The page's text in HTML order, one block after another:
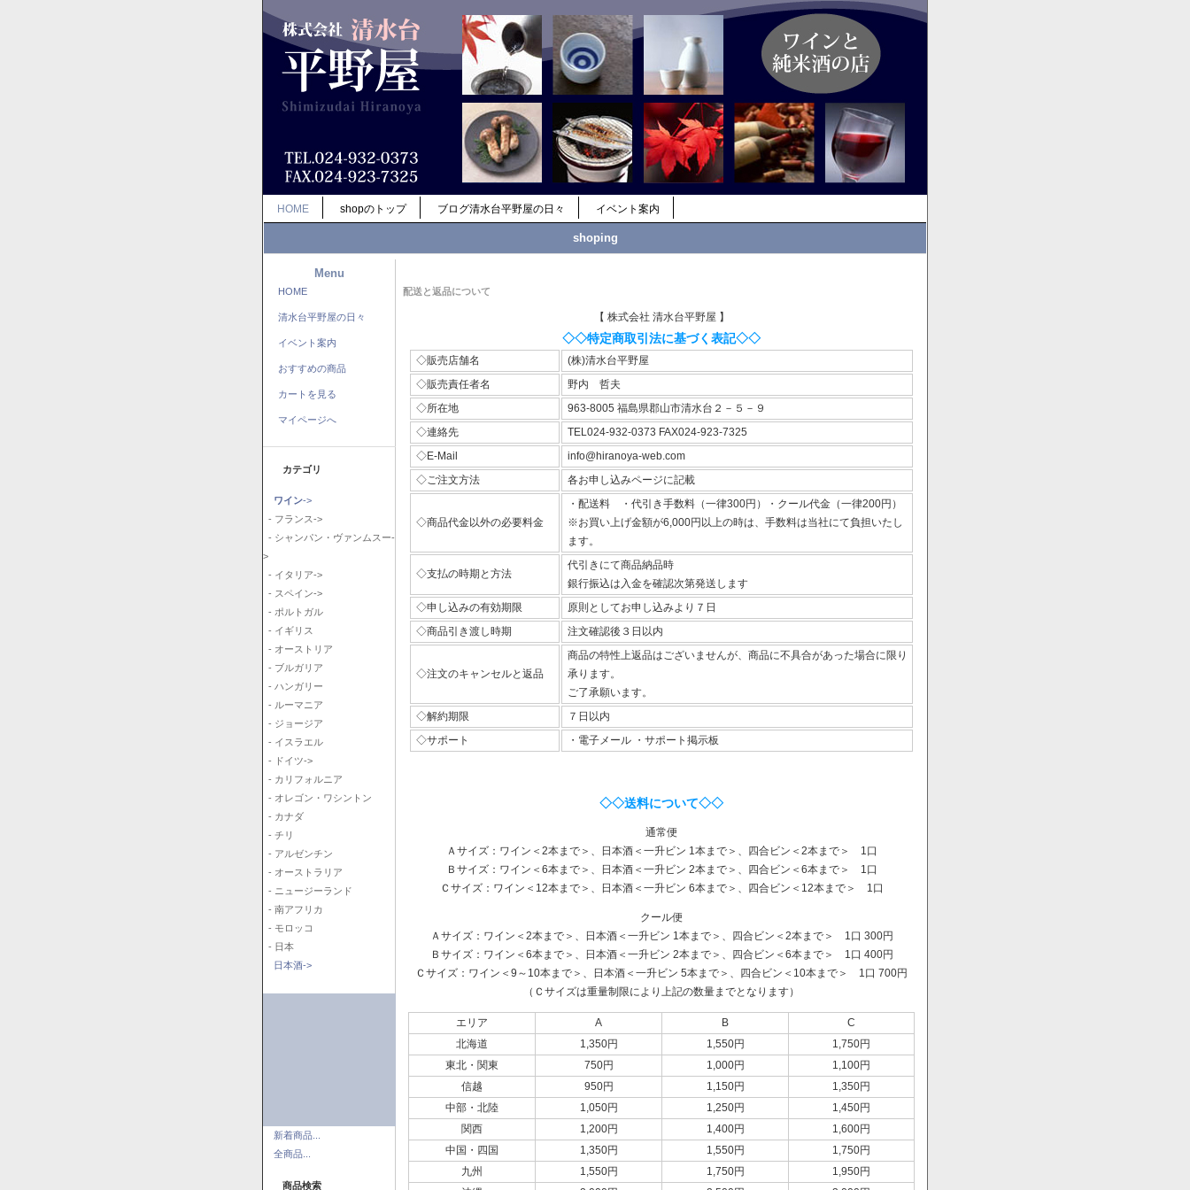
HOME shopのトップ ブログ清水台平野屋の日々 イベント案内
shoping
Menu
HOME
清水台平野屋の日々
イベント案内
おすすめの商品
カートを見る
マイページへ
カテゴリ
ワイン->
- フランス->
- シャンパン・ヴァンムスー-
>
- イタリア->
- スペイン->
- ポルトガル
- イギリス
- オーストリア
- ブルガリア
- ハンガリー
- ルーマニア
- ジョージア
- イスラエル
- ドイツ->
- カリフォルニア
- オレゴン・ワシントン
- カナダ
- チリ
- アルゼンチン
- オーストラリア
- ニュージーランド
- 南アフリカ
- モロッコ
- 日本
日本酒->
新着商品...
全商品...
商品検索
配送と返品について
【 株式会社 清水台平野屋 】
◇◇特定商取引法に基づく表記◇◇
◇販売店舗名
(株)清水台平野屋
◇販売責任者名
野内 哲夫
◇所在地
963-8005 福島県郡山市清水台２－５－９
◇連絡先
TEL024-932-0373 FAX024-923-7325
◇E-Mail
info@hiranoya-web.com
◇ご注文方法
各お申し込みページに記載
◇商品代金以外の必要料金
・配送料 ・代引き手数料（一律300円）・クール代金（一律200円）
※お買い上げ金額が6,000円以上の時は、手数料は当社にて負担いたし
ます。
◇支払の時期と方法
代引きにて商品納品時
銀行振込は入金を確認次第発送します
◇申し込みの有効期限
原則としてお申し込みより７日
◇商品引き渡し時期
注文確認後３日以内
◇注文のキャンセルと返品
商品の特性上返品はございませんが、商品に不具合があった場合に限り
承ります。
ご了承願います。
◇解約期限
７日以内
◇サポート
・電子メール ・サポート掲示板
◇◇送料について◇◇
通常便
Ａサイズ：ワイン＜2本まで＞、日本酒＜一升ビン 1本まで＞、四合ビン＜2本まで＞ 1口
Ｂサイズ：ワイン＜6本まで＞、日本酒＜一升ビン 2本まで＞、四合ビン＜6本まで＞ 1口
Ｃサイズ：ワイン＜12本まで＞、日本酒＜一升ビン 6本まで＞、四合ビン＜12本まで＞ 1口
クール便
Ａサイズ：ワイン＜2本まで＞、日本酒＜一升ビン 1本まで＞、四合ビン＜2本まで＞ 1口 300円
Ｂサイズ：ワイン＜6本まで＞、日本酒＜一升ビン 2本まで＞、四合ビン＜6本まで＞ 1口 400円
Ｃサイズ：ワイン＜9～10本まで＞、日本酒＜一升ビン 5本まで＞、四合ビン＜10本まで＞ 1口 700円
（Ｃサイズは重量制限により上記の数量までとなります）
エリア A B
C
北海道
1,350円 1,550円
1,750円
東北・関東
750円 1,000円
1,100円
信越
950円 1,150円
1,350円
中部・北陸
1,050円 1,250円
1,450円
関西
1,200円 1,400円
1,600円
中国・四国
1,350円 1,550円
1,750円
九州
1,550円 1,750円
1,950円